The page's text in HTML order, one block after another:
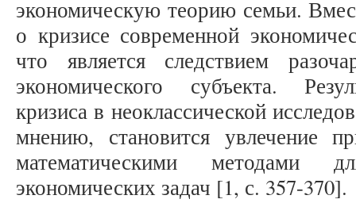
экономическую теорию семьи.
о кризисе современной
что является следствием
экономического субъекта.
кризиса в неоклассической
мнению, становится увлечение
математическими методами
экономических задач [1, с. 357-370].